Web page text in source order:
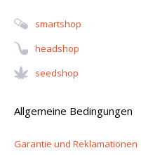
Smartshop
Headshop
Seedshop
Allgemeine Bedingungen
Garantie und Reklamationen